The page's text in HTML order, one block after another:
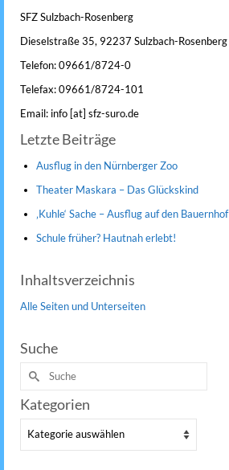
SFZ Sulzbach-Rosenberg
Dieselstraße 35, 92237 Sulzbach-Rosenberg
Telefon: 09661/8724-0
Telefax: 09661/8724-101
Email: info [at] sfz-suro.de
Letzte Beiträge
Ausflug in den Nürnberger Zoo
Theater Maskara – Das Glückskind
‚Kuhle‘ Sache – Ausflug auf den Bauernhof
Schule früher? Hautnah erlebt!
Inhaltsverzeichnis
Alle Seiten und Unterseiten
Suche
Suche
nach:
Kategorien
Kategorien